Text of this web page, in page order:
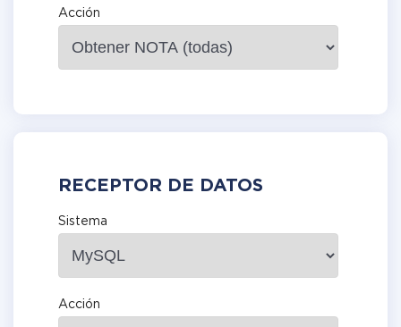
Acción
RECEPTOR DE DATOS
Sistema
Acción